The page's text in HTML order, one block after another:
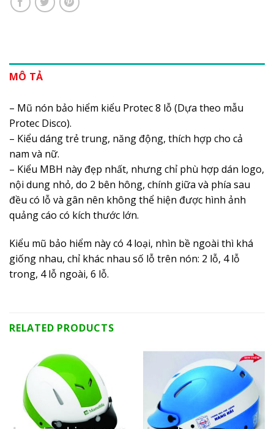
MÔ TẢ
– Mũ nón bảo hiểm kiểu Protec 8 lỗ (Dựa theo mẫu
Protec Disco).
– Kiểu dáng trẻ trung, năng động, thích hợp cho cả
nam và nữ.
– Kiểu MBH này đẹp nhất, nhưng chỉ phù hợp dán logo,
nội dung nhỏ, do 2 bên hông, chính giữa và phía sau
đều có lỗ và gân nên không thể hiện được hình ảnh
quảng cáo có kích thước lớn.
Kiểu mũ bảo hiểm này có 4 loại, nhìn bề ngoài thì khá
giống nhau, chỉ khác nhau số lỗ trên nón: 2 lỗ, 4 lỗ
trong, 4 lỗ ngoài, 6 lỗ.
RELATED PRODUCTS